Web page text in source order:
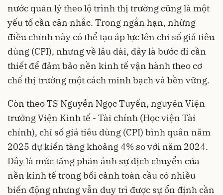
nước quản lý theo lộ trình thị trường cũng là một
yếu tố cần cân nhắc. Trong ngắn hạn, những
điều chỉnh này có thể tạo áp lực lên chỉ số giá tiêu
dùng (CPI), nhưng về lâu dài, đây là bước đi cần
thiết để đảm bảo nền kinh tế vận hành theo cơ
chế thị trường một cách minh bạch và bền vững.
Còn theo TS Nguyễn Ngọc Tuyến, nguyên Viện
trưởng Viện Kinh tế - Tài chính (Học viện Tài
chính), chỉ số giá tiêu dùng (CPI) bình quân năm
2025 dự kiến tăng khoảng 4% so với năm 2024.
Đây là mức tăng phản ánh sự dịch chuyển của
nền kinh tế trong bối cảnh toàn cầu có nhiều
biến động nhưng vẫn duy trì được sự ổn định cần